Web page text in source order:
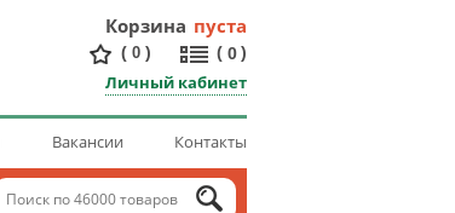
Корзина пуста
( 0 ) ( 0 )
Личный кабинет
Вакансии Контакты